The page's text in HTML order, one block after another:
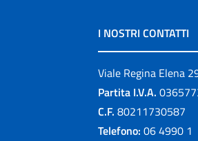
I NOSTRI CONTATTI
Viale Regina Elena
Partita I.V.A.
C.F. 80211730587
Telefono: 06 4990 1